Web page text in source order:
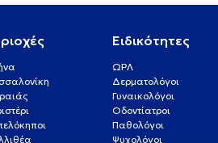
Ειδικότητες
ΩΡΛ
Δερματολόγοι
Γυναικολόγοι
Οδοντίατροι
Παθολόγοι
Ψυχολόγοι